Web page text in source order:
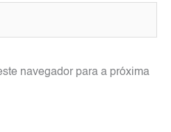
navegador para a próxima